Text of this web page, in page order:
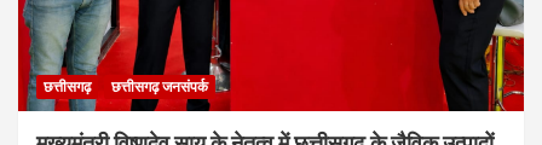
छत्तीसगढ़ छत्तीसगढ़ जनसंपर्क